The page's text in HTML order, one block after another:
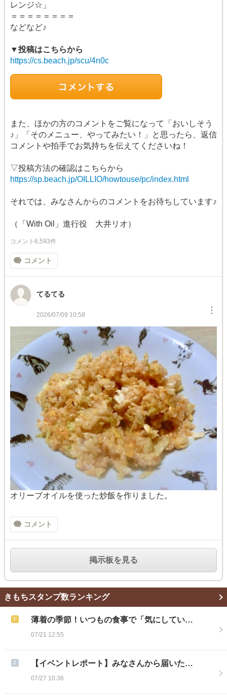
レンジ☆」
＝＝＝＝＝＝＝＝
などなど♪
▼投稿はこちらから
https://cs.beach.jp/scu/4n0c
また、ほかの方のコメントをご覧になって「おいしそう
♪」「そのメニュー、やってみたい！」と思ったら、返信
コメントや拍手でお気持ちを伝えてくださいね！
▽投稿方法の確認はこちらから
https://sp.beach.jp/OILLIO/howtouse/pc/index.html
それでは、みなさんからのコメントをお待ちしています♪
（「With Oil」進行役 大井リオ）
コメント6,593件
コメント
てるてる
2026/07/09 10:58 ︙
オリーブオイルを使った炒飯を作りました。
コメント
掲示板を見る
きもちスタンプ数ランキング
薄着の季節！いつもの食事で「気にしてい…
07/21 12:55
【イベントレポート】みなさんから届いた…
07/27 10:36